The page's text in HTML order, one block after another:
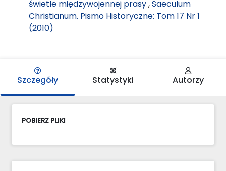
świetle międzywojennej prasy,Saeculum
Christianum. Pismo Historyczne: Tom 17 Nr 1
(2010)
Szczegóły Statystyki Autorzy
POBIERZ PLIKI